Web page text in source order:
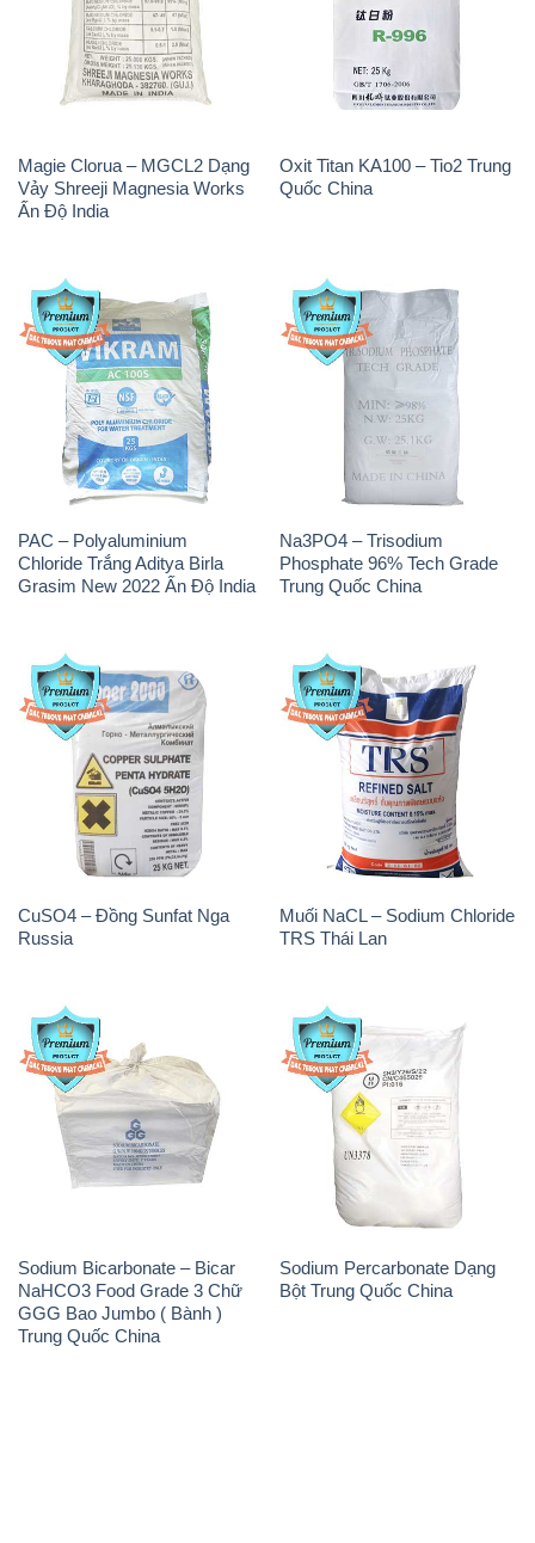
Magie Clorua – MGCL2 Dạng
Vảy Shreeji Magnesia Works
Ấn Độ India
Oxit Titan KA100 – Tio2 Trung
Quốc China
PAC – Polyaluminium
Chloride Trắng Aditya Birla
Grasim New 2022 Ấn Độ India
Na3PO4 – Trisodium
Phosphate 96% Tech Grade
Trung Quốc China
CuSO4 – Đồng Sunfat Nga
Russia
Muối NaCL – Sodium Chloride
TRS Thái Lan
Sodium Bicarbonate – Bicar
NaHCO3 Food Grade 3 Chữ
GGG Bao Jumbo ( Bành )
Trung Quốc China
Sodium Percarbonate Dạng
Bột Trung Quốc China